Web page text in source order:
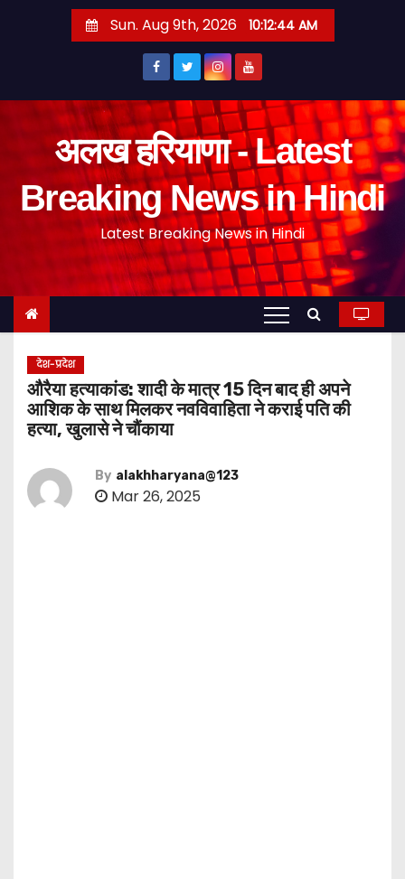
Sun. Aug 9th, 2026 10:12:45 AM
अलख हरियाणा - Latest
Breaking News in Hindi
Latest Breaking News in Hindi
देश-प्रदेश
औरैया हत्याकांड: शादी के मात्र 15 दिन बाद ही अपने
आशिक के साथ मिलकर नवविवाहिता ने कराई पति की
हत्या, खुलासे ने चौंकाया
By alakhharyana@123
Mar 26, 2025